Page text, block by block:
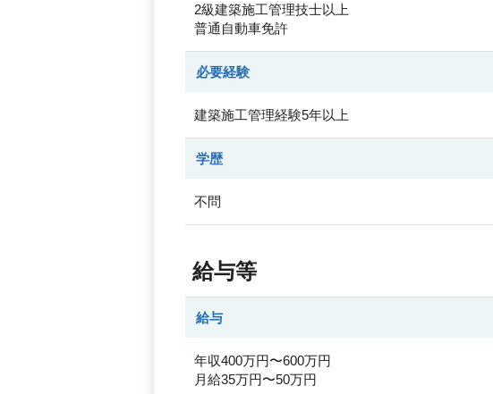
2級建築施工管理技士以上
普通自動車免許
必要経験
建築施工管理経験5年以上
学歴
不問
給与等
給与
年収400万円〜600万円
月給35万円〜50万円